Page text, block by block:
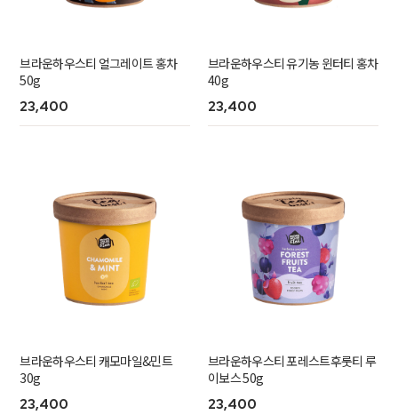
브라운하우스티 얼그레이트 홍차
50g
23,400
브라운하우스티 유기농 윈터티 홍차
40g
23,400
브라운하우스티 캐모마일&민트
30g
23,400
브라운하우스티 포레스트후룻티 루
이보스 50g
23,400